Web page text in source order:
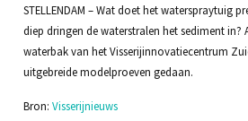
STELLENDAM – Wat doet het waterspraytuig
diep dringen de waterstralen het sediment in?
waterbak van het Visserijinnovatiecentrum
uitgebreide modelproeven gedaan.
Bron: Visserijnieuws